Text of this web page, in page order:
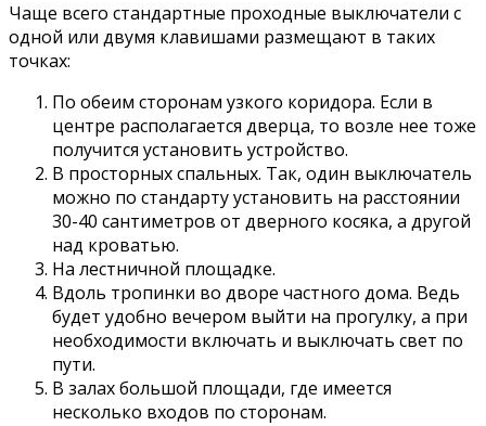
Чаще всего стандартные проходные выключатели с
одной или двумя клавишами размещают в таких
точках:
По обеим сторонам узкого коридора. Если в
центре располагается дверца, то возле нее тоже
получится установить устройство.
В просторных спальных. Так, один выключатель
можно по стандарту установить на расстоянии
30-40 сантиметров от дверного косяка, а другой
над кроватью.
На лестничной площадке.
Вдоль тропинки во дворе частного дома. Ведь
будет удобно вечером выйти на прогулку, а при
необходимости включать и выключать свет по
пути.
В залах большой площади, где имеется
несколько входов по сторонам.